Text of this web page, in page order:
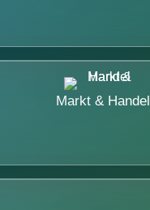
Markt & Handel